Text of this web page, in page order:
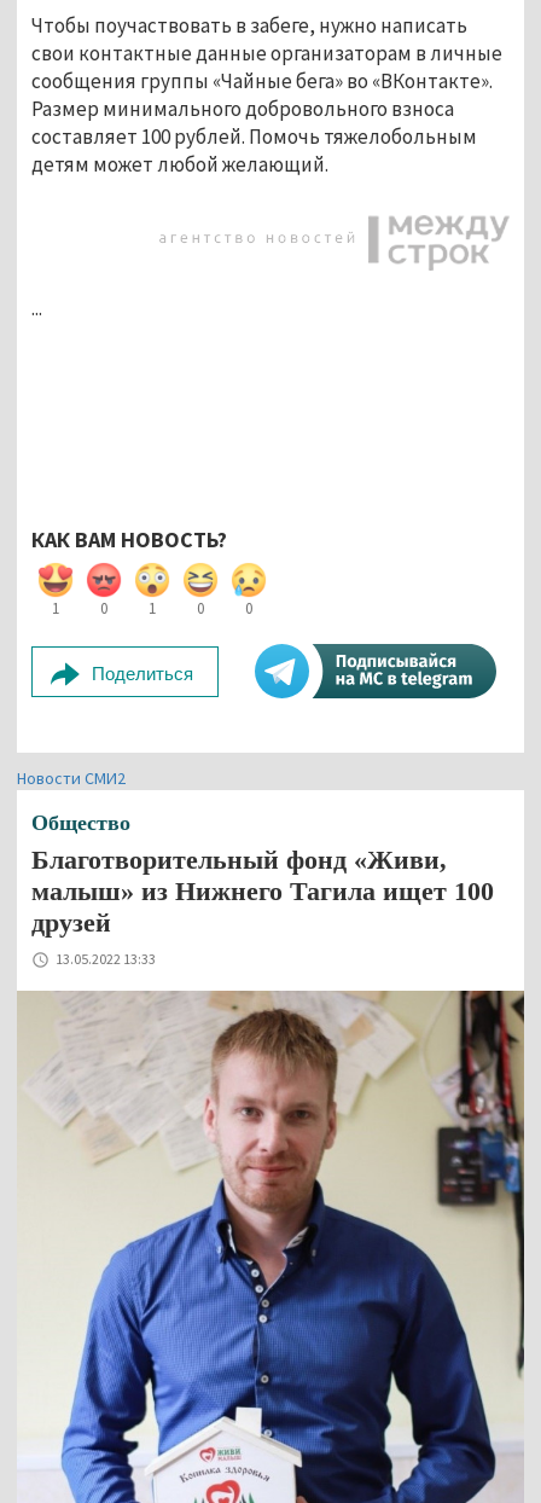
Чтобы поучаствовать в забеге, нужно написать
свои контактные данные организаторам в личные
сообщения группы «Чайные бега» во «ВКонтакте».
Размер минимального добровольного взноса
составляет 100 рублей. Помочь тяжелобольным
детям может любой желающий.
...
КАК ВАМ НОВОСТЬ?
1 0 1 0 0
Поделиться
Новости СМИ2
Общество
Благотворительный фонд «Живи,
малыш» из Нижнего Тагила ищет 100
друзей
13.05.2022 13:33